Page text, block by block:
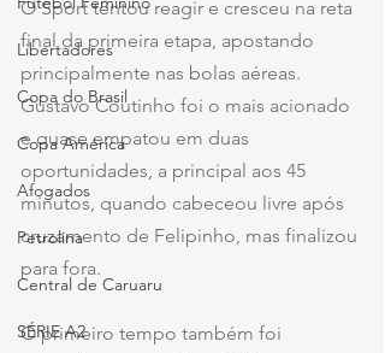
Libertadores
Copa do Brasil
Copa América
Afogados
Petrolina
Central de Caruaru
SÉRIE A2
O Sport tentou reagir e cresceu na reta
final da primeira etapa, apostando
principalmente nas bolas aéreas.
Gustavo Coutinho foi o mais acionado
e quase empatou em duas
oportunidades, a principal aos 45
minutos, quando cabeceou livre após
cruzamento de Felipinho, mas finalizou
para fora.
O primeiro tempo também foi